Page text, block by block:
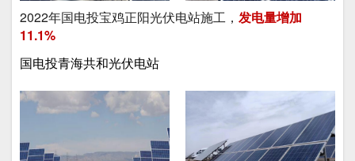
2022年国电投宝鸡正阳光伏电站施工， 发电量增加
11.1%
国电投青海共和光伏电站